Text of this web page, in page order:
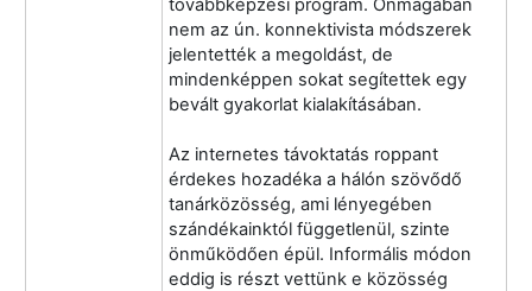
továbbképzési program. Önmagában
nem az ún. konnektivista módszerek
jelentették a megoldást, de
mindenképpen sokat segítettek egy
bevált gyakorlat kialakításában.
Az internetes távoktatás roppant
érdekes hozadéka a hálón szövődő
tanárközösség, ami lényegében
szándékainktól függetlenül, szinte
önműködően épül. Informális módon
eddig is részt vettünk e közösség